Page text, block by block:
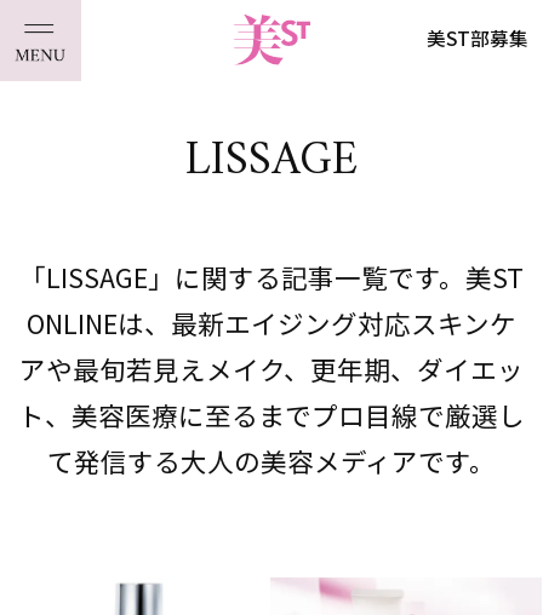
美ST部募集
LISSAGE
「LISSAGE」に関する記事一覧です。美ST
ONLINEは、最新エイジング対応スキンケ
アや最旬若見えメイク、更年期、ダイエッ
ト、美容医療に至るまでプロ目線で厳選し
て発信する大人の美容メディアです。